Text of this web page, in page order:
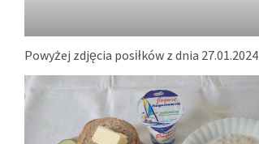
Powyżej zdjęcia posiłków z dnia 27.01.2024